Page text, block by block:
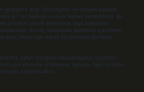
gereğince Bilgi Teknolojileri ve İletişim Kurumu
bir Yer Sağlayıcı olarak hizmet vermektedir. Bu
proaktif olarak denetleme veya araştırma
Ancak, üyelerimiz yazdıkları içeriklerin
olup, siteye üye olarak bu sorumluluğu kabul
aykırı olduğunu düşündüğünüz içerikleri,
adresine bildirmeniz halinde, ilgili içerikler
kaldırılacaktır.